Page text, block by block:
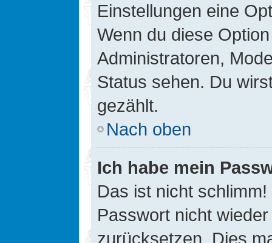
Einstellungen eine
Wenn du diese
Administratoren,
Status sehen. Du
gezählt.
Nach oben
Ich habe mein
Das ist nicht
Passwort nicht
zurücksetzen. Dies